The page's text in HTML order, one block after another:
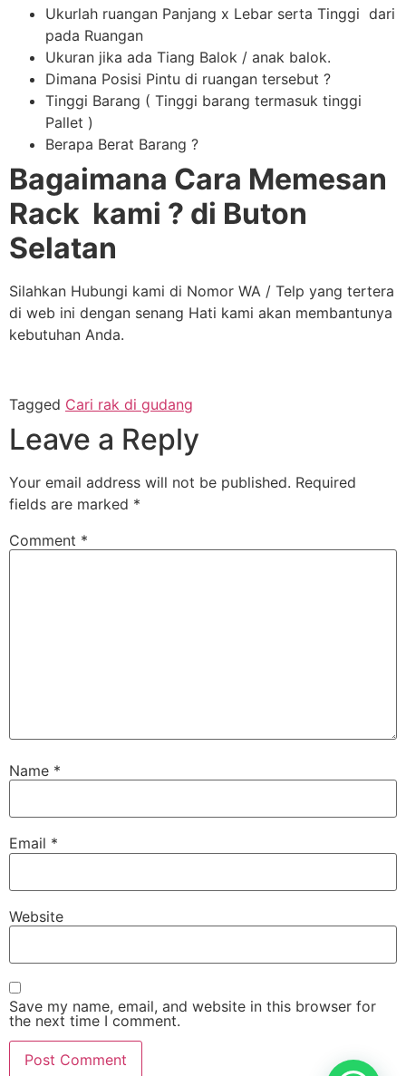
Ukurlah ruangan Panjang x Lebar serta Tinggi dari
pada Ruangan
Ukuran jika ada Tiang Balok / anak balok.
Dimana Posisi Pintu di ruangan tersebut ?
Tinggi Barang ( Tinggi barang termasuk tinggi
Pallet )
Berapa Berat Barang ?
Bagaimana Cara Memesan
Rack kami ? di Buton
Selatan
Silahkan Hubungi kami di Nomor WA / Telp yang tertera
di web ini dengan senang Hati kami akan membantunya
kebutuhan Anda.
Tagged Cari rak di gudang
Leave a Reply
Your email address will not be published. Required
fields are marked *
Comment *
Name *
Email *
Website
Save my name, email, and website in this browser for
the next time I comment.